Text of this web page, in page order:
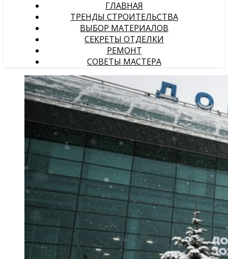
ГЛАВНАЯ
ТРЕНДЫ СТРОИТЕЛЬСТВА
ВЫБОР МАТЕРИАЛОВ
СЕКРЕТЫ ОТДЕЛКИ
РЕМОНТ
СОВЕТЫ МАСТЕРА